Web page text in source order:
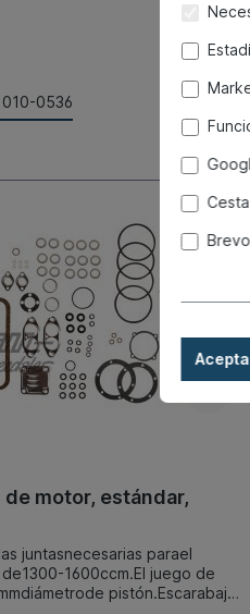
0536
motor, estándar,
juntasnecesarias parael
1600ccm.El juego de
pistón.Escarabajo,
Brevo